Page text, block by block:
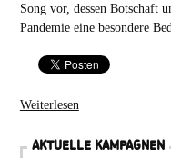
Song vor, dessen Botschaft
Pandemie eine besondere
Weiterlesen
AKTUELLE KAMPAGNEN